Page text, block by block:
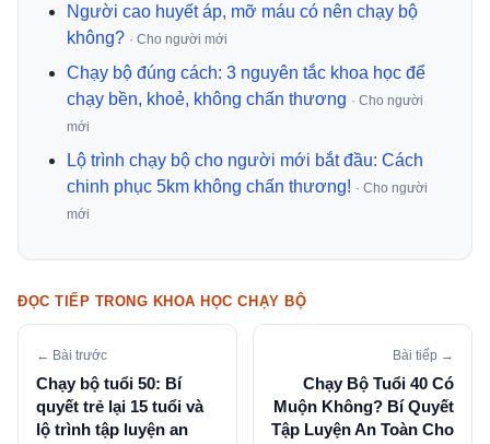
Người cao huyết áp, mỡ máu có nên chạy bộ
không? · Cho người mới
Chạy bộ đúng cách: 3 nguyên tắc khoa học để
chạy bền, khoẻ, không chấn thương · Cho người
mới
Lộ trình chạy bộ cho người mới bắt đầu: Cách
chinh phục 5km không chấn thương! · Cho người
mới
ĐỌC TIẾP TRONG KHOA HỌC CHẠY BỘ
← Bài trước
Chạy bộ tuổi 50: Bí
quyết trẻ lại 15 tuổi và
lộ trình tập luyện an
Bài tiếp →
Chạy Bộ Tuổi 40 Có
Muộn Không? Bí Quyết
Tập Luyện An Toàn Cho